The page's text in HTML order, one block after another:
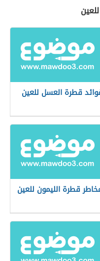
قطرة العسل للعين
قطرة الليمون للعين